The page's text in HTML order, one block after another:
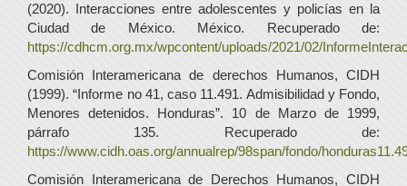
(2020). Interacciones entre adolescentes y policías en la
Ciudad de México. México. Recuperado de:
https://cdhcm.org.mx/wpcontent/uploads/2021/02/
Comisión Interamericana de derechos Humanos, CIDH
(1999). “Informe no 41, caso 11.491. Admisibilidad y Fondo,
Menores detenidos. Honduras”. 10 de Marzo de 1999,
párrafo 135. Recuperado de:
https://www.cidh.oas.org/annualrep/98span/fondo/
Comisión Interamericana de Derechos Humanos, CIDH